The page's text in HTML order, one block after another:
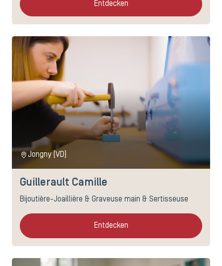
Entdecken
Jongny (VD)
Guillerault Camille
Bijoutière-Joaillière & Graveuse main & Sertisseuse
Entdecken